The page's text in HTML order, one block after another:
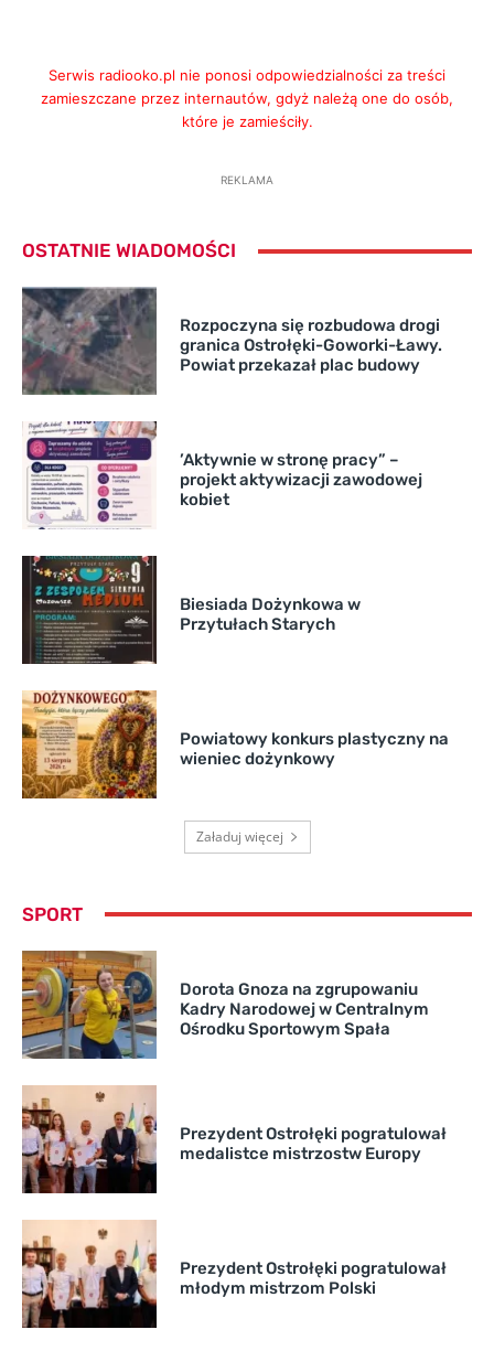
Serwis radiooko.pl nie ponosi odpowiedzialności za treści
zamieszczane przez internautów, gdyż należą one do osób,
które je zamieściły.
REKLAMA
OSTATNIE WIADOMOŚCI
Rozpoczyna się rozbudowa drogi
granica Ostrołęki-Goworki-Ławy.
Powiat przekazał plac budowy
’Aktywnie w stronę pracy” –
projekt aktywizacji zawodowej
kobiet
Biesiada Dożynkowa w
Przytułach Starych
Powiatowy konkurs plastyczny na
wieniec dożynkowy
Załaduj więcej
SPORT
Dorota Gnoza na zgrupowaniu
Kadry Narodowej w Centralnym
Ośrodku Sportowym Spała
Prezydent Ostrołęki pogratulował
medalistce mistrzostw Europy
Prezydent Ostrołęki pogratulował
młodym mistrzom Polski